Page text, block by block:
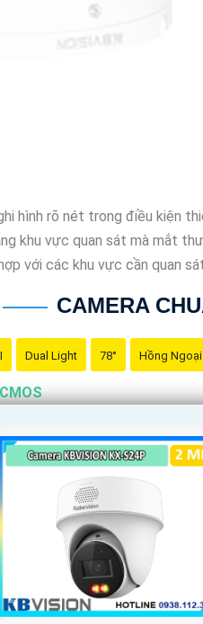
hình rõ nét trong điều kiện
khu vực quan sát mà mắt
với các khu vực cần quan
CAMERA
Dual Light 78° Hồng Ngoại